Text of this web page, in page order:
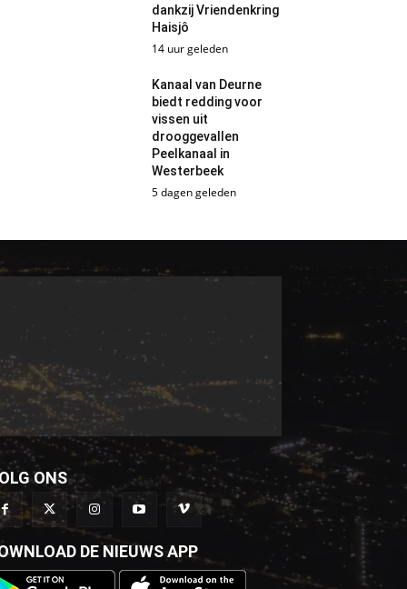
dankzij Vriendenkring
Haisjô
14 uur geleden
Kanaal van Deurne
biedt redding voor
vissen uit
drooggevallen
Peelkanaal in
Westerbeek
5 dagen geleden
ONS
DE NIEUWS APP